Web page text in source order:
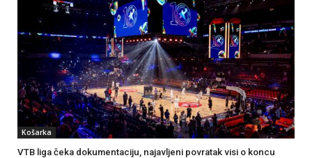
Košarka
VTB liga čeka dokumentaciju, najavljeni povratak visi o koncu